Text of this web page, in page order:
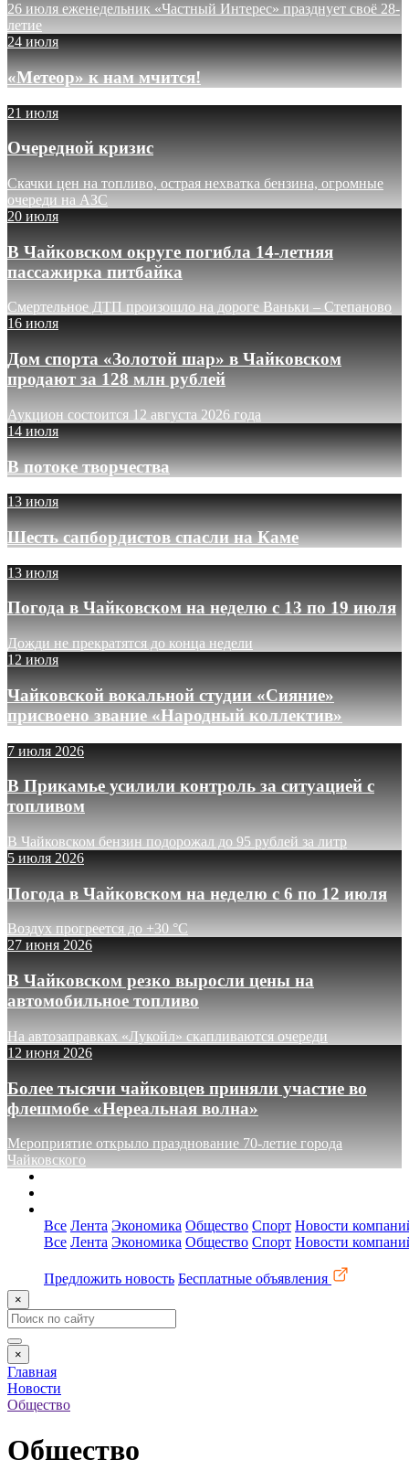
26 июля еженедельник «Частный Интерес» празднует своё 28-
летие
24 июля
«Метеор» к нам мчится!
21 июля
Очередной кризис
Скачки цен на топливо, острая нехватка бензина, огромные
очереди на АЗС
20 июля
В Чайковском округе погибла 14-летняя
пассажирка питбайка
Смертельное ДТП произошло на дороге Ваньки – Степаново
16 июля
Дом спорта «Золотой шар» в Чайковском
продают за 128 млн рублей
Аукцион состоится 12 августа 2026 года
14 июля
В потоке творчества
13 июля
Шесть сапбордистов спасли на Каме
13 июля
Погода в Чайковском на неделю с 13 по 19 июля
Дожди не прекратятся до конца недели
12 июля
Чайковской вокальной студии «Сияние»
присвоено звание «Народный коллектив»
7 июля 2026
В Прикамье усилили контроль за ситуацией с
топливом
В Чайковском бензин подорожал до 95 рублей за литр
5 июля 2026
Погода в Чайковском на неделю с 6 по 12 июля
Воздух прогреется до +30 °C
27 июня 2026
В Чайковском резко выросли цены на
автомобильное топливо
На автозаправках «Лукойл» скапливаются очереди
12 июня 2026
Более тысячи чайковцев приняли участие во
флешмобе «Нереальная волна»
Мероприятие открыло празднование 70-летие города
Чайковского
Все Лента Экономика Общество Спорт Новости
Все Лента Экономика Общество Спорт Новости
Предложить новость Бесплатные объявления
×
×
Главная
Новости
Общество
Общество